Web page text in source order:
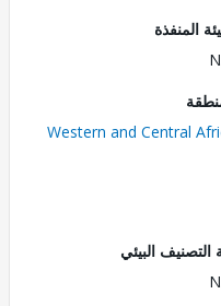
Western and
البيئي